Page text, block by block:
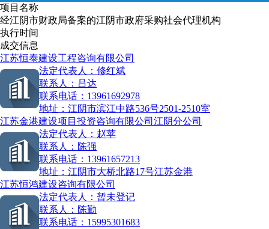
项目名称
经江阴市财政局备案的江阴市政府采购社会代理机构
执行时间
成交信息
江苏恒泰建设工程咨询有限公司
法定代表人： 修红斌
联系人： 吕达
联系电话： 13961692978
地址： 江阴市滨江中路536号2501-2510室
江苏金港建设项目投资咨询有限公司江阴分公司
法定代表人： 赵苹
联系人： 陈强
联系电话： 13961657213
地址： 江阴市大桥北路17号江苏金港
江苏恒鸿建设咨询有限公司
法定代表人： 暂未登记
联系人： 陈勤
联系电话： 15995301683